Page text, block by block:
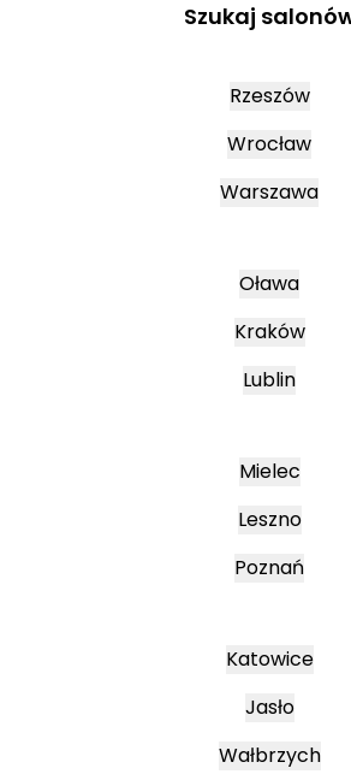
Szukaj
Rzeszów
Wrocław
Warszawa
Oława
Kraków
Lublin
Mielec
Leszno
Poznań
Katowice
Jasło
Wałbrzych